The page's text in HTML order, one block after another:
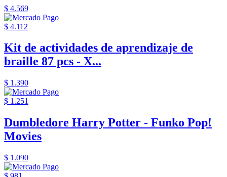
$ 4.569
$ 4.112
Kit de actividades de aprendizaje de
braille 87 pcs - X...
$ 1.390
$ 1.251
Dumbledore Harry Potter - Funko Pop!
Movies
$ 1.090